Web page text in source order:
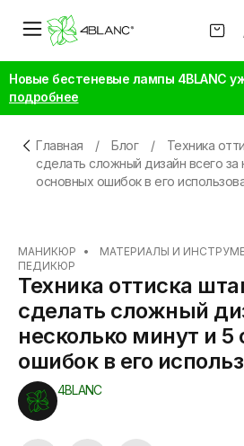
Новые бестеневые лампы 4BLANC
подробнее
Главная / Блог /
Техника
сделать сложный дизайн всего за
основных ошибок в его
МАНИКЮР • МАТЕРИАЛЫ И
ПЕДИКЮР
Техника оттиска
сделать сложный
несколько минут и
ошибок в его
4BLANC